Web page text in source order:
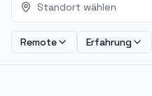
Standort wählen
Remote Erfahrung